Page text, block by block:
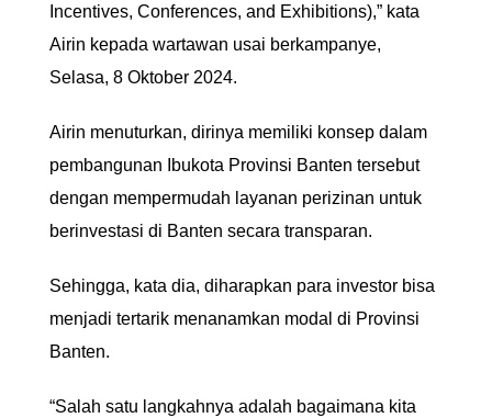
Incentives, Conferences, and Exhibitions),” kata
Airin kepada wartawan usai berkampanye,
Selasa, 8 Oktober 2024.
Airin menuturkan, dirinya memiliki konsep dalam
pembangunan Ibukota Provinsi Banten tersebut
dengan mempermudah layanan perizinan untuk
berinvestasi di Banten secara transparan.
Sehingga, kata dia, diharapkan para investor bisa
menjadi tertarik menanamkan modal di Provinsi
Banten.
“Salah satu langkahnya adalah bagaimana kita